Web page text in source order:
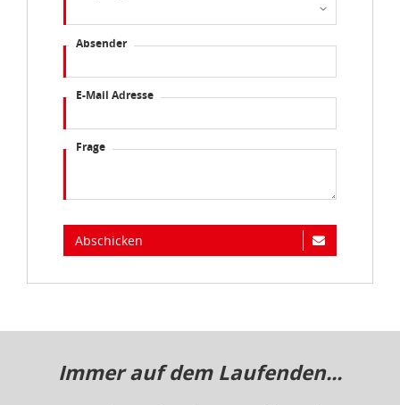
Absender
E-Mail Adresse
Frage
Abschicken
Immer auf dem Laufenden...